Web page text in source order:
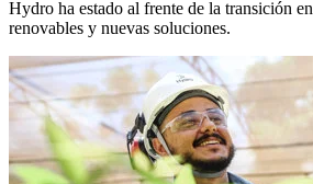
Hydro ha estado al frente de la transición
renovables y nuevas soluciones.